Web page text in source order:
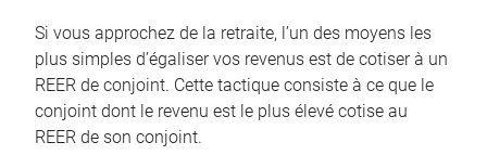
Si vous approchez de la retraite, l’un des moyens les
plus simples d’égaliser vos revenus est de cotiser à un
REER de conjoint. Cette tactique consiste à ce que le
conjoint dont le revenu est le plus élevé cotise au
REER de son conjoint.